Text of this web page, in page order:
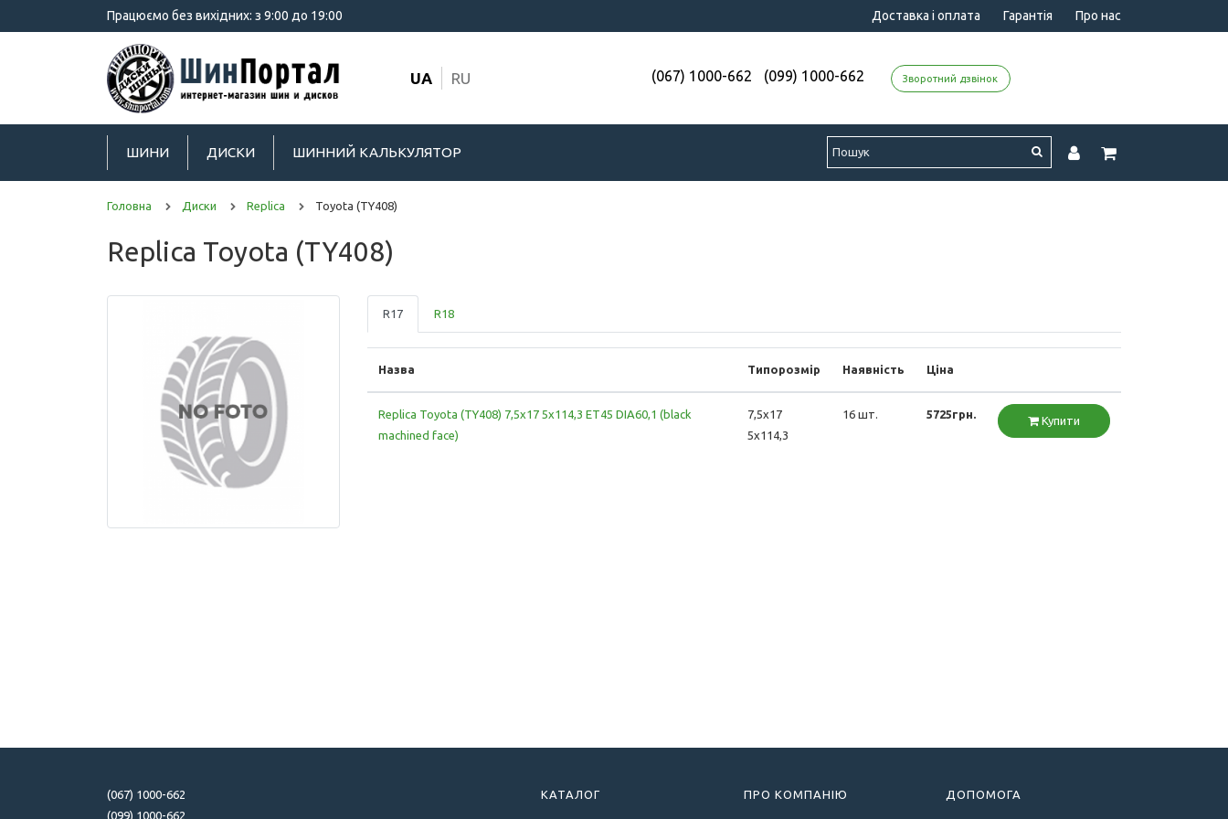
Працюємо без вихідних: з 9:00 до 19:00 Доставка і оплата Гарантія Про нас
UA RU (067) 1000-662 (099) 1000-662 Зворотний дзвінок
ШИНИ ДИСКИ ШИННИЙ КАЛЬКУЛЯТОР
Головна Диски Replica Toyota (TY408)
Replica Toyota (TY408)
R17 R18
Назва Типорозмір Наявність Ціна
Replica Toyota (TY408) 7,5x17 5x114,3 ET45 DIA60,1 (black
machined face)
7,5x17
5x114,3
16 шт. 5725грн. Купити
(067) 1000-662
(099) 1000-662
КАТАЛОГ ПРО КОМПАНІЮ ДОПОМОГА